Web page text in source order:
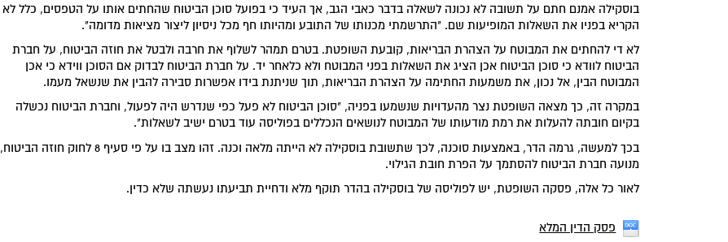
בוסקילה אמנם חתם על תשובה לא נכונה לשאלה בדבר כאבי הגב, אך העיד כי בפועל סוכן הביטוח שהחתים אותו על הטפסים, כלל לא
הקריא בפניו את השאלות המופיעות שם. "התרשמתי מכנותו של התובע ומהיותו חף מכל ניסיון ליצור מציאות מדומה".
לא די להחתים את המבוטח על הצהרת הבריאות, קובעת השופטת. בטרם תמהר לשלוף את חרבה ולבטל את חוזה הביטוח, על חברת
הביטוח לוודא כי סוכן הביטוח אכן הציג את השאלות בפני המבוטח ולא כלאחר יד. על חברת הביטוח לבדוק אם הסוכן ווידא כי אכן
המבוטח הבין, אל נכון, את משמעות החתימה על הצהרת הבריאות, תוך שניתנת בידו אפשרות סבירה להבין את שנשאל מעמו.
במקרה זה, כך מצאה השופטת נצר מהעדויות שנשמעו בפניה, "סוכן הביטוח לא פעל כפי שנדרש היה לפעול, וחברת הביטוח נכשלה
בקיום חובתה להעלות את רמת מודעותו של המבוטח לנושאים הנכללים בפוליסה עוד בטרם ישיב לשאלות".
בכך למעשה, גרמה הדר, באמצעות סוכנה, לכך שתשובת בוסקילה לא הייתה מלאה וכנה. זהו מצב בו על פי סעיף 8 לחוק חוזה הביטוח,
מנועה חברת הביטוח להסתמך על הפרת חובת הגילוי.
לאור כל אלה, פסקה השופטת, יש לפוליסה של בוסקילה בהדר תוקף מלא ודחיית תביעתו נעשתה שלא כדין.
פסק הדין המלא